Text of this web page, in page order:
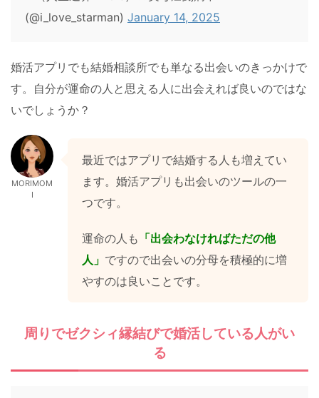
(@i_love_starman) January 14, 2025
婚活アプリでも結婚相談所でも単なる出会いのきっかけで
す。自分が運命の人と思える人に出会えれば良いのではな
いでしょうか？
MORIMOM
I
最近ではアプリで結婚する人も増えてい
ます。婚活アプリも出会いのツールの一
つです。
運命の人も 「出会わなければただの他
人」 ですので出会いの分母を積極的に増
やすのは良いことです。
周りでゼクシィ縁結びで婚活している人がい
る